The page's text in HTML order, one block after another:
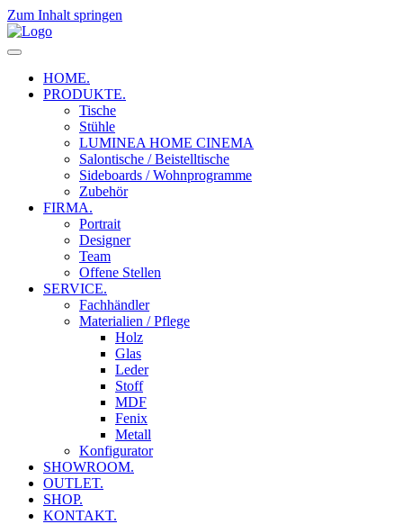
Zum Inhalt springen
HOME.
PRODUKTE.
Tische
Stühle
LUMINEA HOME CINEMA
Salontische / Beistelltische
Sideboards / Wohnprogramme
Zubehör
FIRMA.
Portrait
Designer
Team
Offene Stellen
SERVICE.
Fachhändler
Materialien / Pflege
Holz
Glas
Leder
Stoff
MDF
Fenix
Metall
Konfigurator
SHOWROOM.
OUTLET.
SHOP.
KONTAKT.